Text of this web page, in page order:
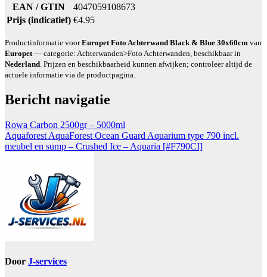
EAN / GTIN
4047059108673
Prijs (indicatief) €4.95
Productinformatie voorEuropet Foto Achterwand Black & Blue 30x60cm van
Europet— categorie: Achterwanden>Foto Achterwanden, beschikbaar in
Nederland. Prijzen en beschikbaarheid kunnen afwijken; controleer altijd de
actuele informatie via de productpagina.
Bericht navigatie
Rowa Carbon 2500gr – 5000ml
Aquaforest AquaForest Ocean Guard Aquarium type 790 incl.
meubel en sump – Crushed Ice – Aquaria [#F790CI]
Door J-services